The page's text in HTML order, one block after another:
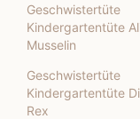
Geschwistertüte
Kindergartentüte
Musselin
Geschwistertüte
Kindergartentüte
Rex